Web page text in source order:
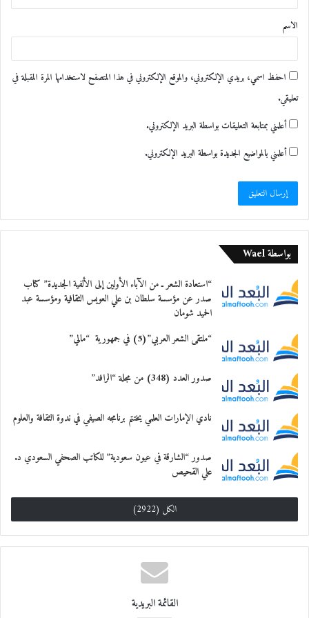
الأعلى لشؤون الأسرة في الشارقة في إطار التزامها
بنشر الوعي الصحي خلال شهر رمضان المبارك،
حيث تهدف إلى رفع مستوى الوعي لدى أفراد
المجتمع وتعزيز نمط الحياة الصحي لديهم خلال
الشهر الفضيل.
معجب بهذه:
ق
*
الاسم
احفظ اسمي، بريدي الإلكتروني، والموقع الإلكتروني في هذا المتصفح لاستخدامها المرة المقبلة في
تعليقي.
أعلمني بمتابعة التعليقات بواسطة البريد الإلكتروني.
أعلمني بالمواضيع الجديدة بواسطة البريد الإلكتروني.
بواسطة Wael
“استعادة الشعر ـ من الآباء الأولين إلى الألفية الجديدة” كتاب
صدر عن مؤسسة سلطان بن علي العويس الثقافية ومؤسسة عبد
الحميد شومان
“ملتقى الشعر العربي”(5) في جمهورية “مالي”
صدور العدد (348) من مجلة “الرافد”
نادي الإمارات العلمي يختتم برنامجه الصيفي في ندوة الثقافة والعلوم
صدور “الشارقة في عيون سعودية” للكاتب الصحفي السعودي د.
علي القحيص
الكل (2922)
القائمة البريدية